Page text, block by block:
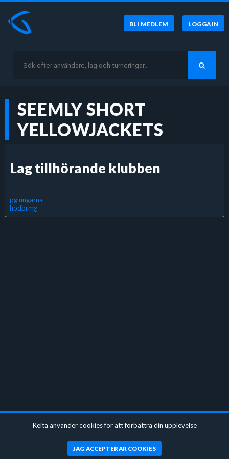
BLI MEDLEM LOGGA IN
SEEMLY SHORT
YELLOWJACKETS
Lag tillhörande klubben
pg ungarna
hodprmg
Keita använder cookies för att förbättra din upplevelse
JAG ACCEPTERAR COOKIES